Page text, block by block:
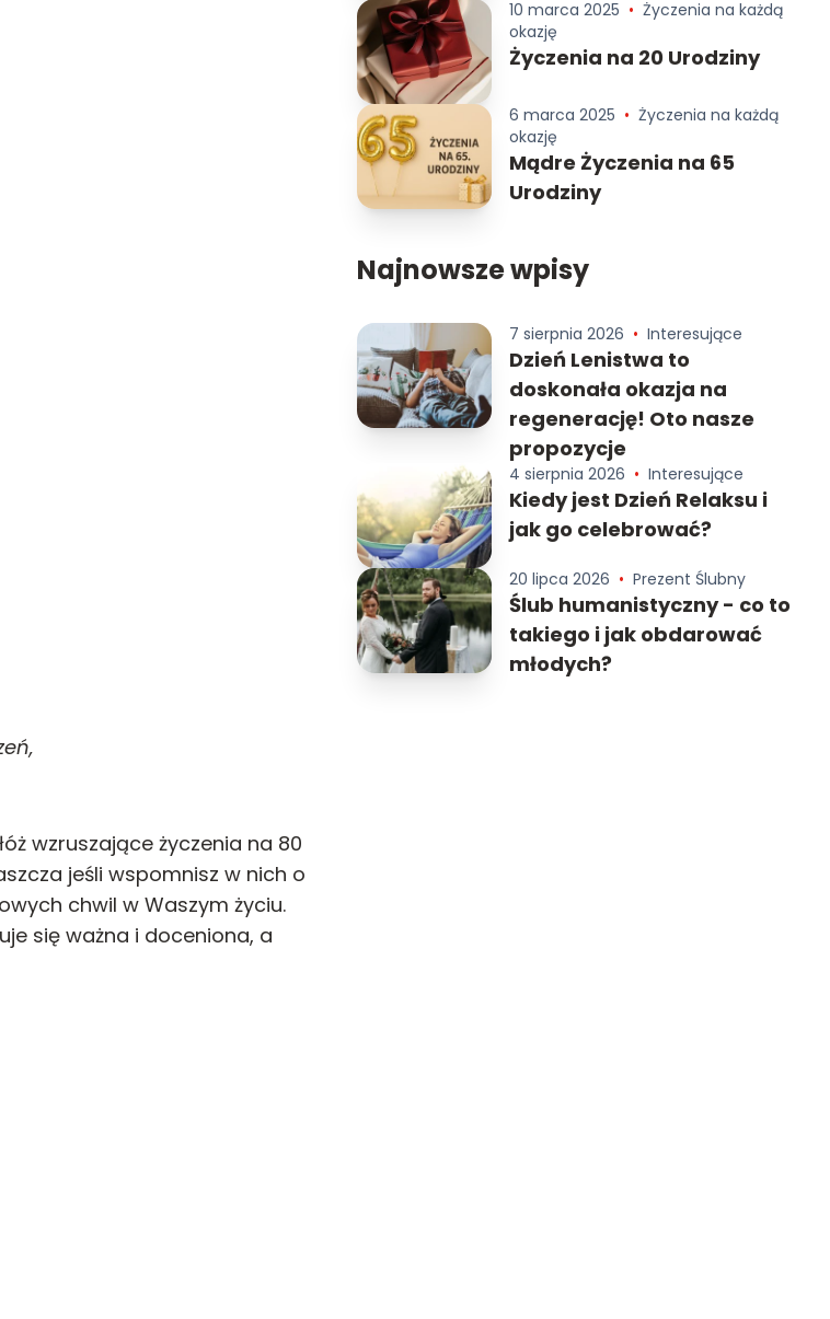
wzruszające życzenia na 80
jeśli wspomnisz w nich o
chwil w Waszym życiu.
się ważna i doceniona, a
10 marca 2025 • Życzenia na każdą
okazję
Życzenia na 20 Urodziny
6 marca 2025 • Życzenia na każdą
okazję
Mądre Życzenia na 65
Urodziny
Najnowsze wpisy
7 sierpnia 2026 • Interesujące
Dzień Lenistwa to
doskonała okazja na
regenerację! Oto nasze
propozycje
4 sierpnia 2026 • Interesujące
Kiedy jest Dzień Relaksu i
jak go celebrować?
20 lipca 2026 • Prezent Ślubny
Ślub humanistyczny - co to
takiego i jak obdarować
młodych?